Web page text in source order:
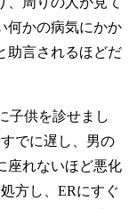
何かの病気にかか
助言されるほどだ
子供を診せまし
でに遅し、男の
座れないほど悪化
方し、ERにすぐ